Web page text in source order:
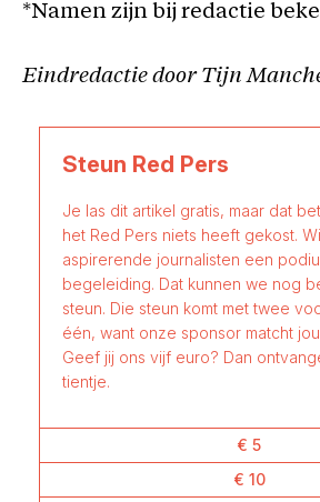
*Namen zijn bij redactie
Eindredactie door Tijn
Steun Red Pers
Je las dit artikel gratis, maar dat
het Red Pers niets heeft gekost.
aspirerende journalisten een
begeleiding. Dat kunnen we nog
steun. Die steun komt met twee
één, want onze sponsor matcht
Geef jij ons vijf euro? Dan
tientje.
€ 5
€ 10